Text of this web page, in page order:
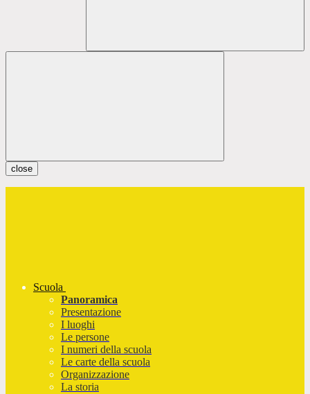
close
Scuola
Panoramica
Presentazione
I luoghi
Le persone
I numeri della scuola
Le carte della scuola
Organizzazione
La storia